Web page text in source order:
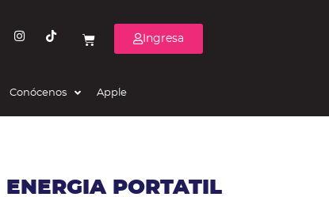
Ingresa
Conócenos Apple
ENERGIA PORTATIL